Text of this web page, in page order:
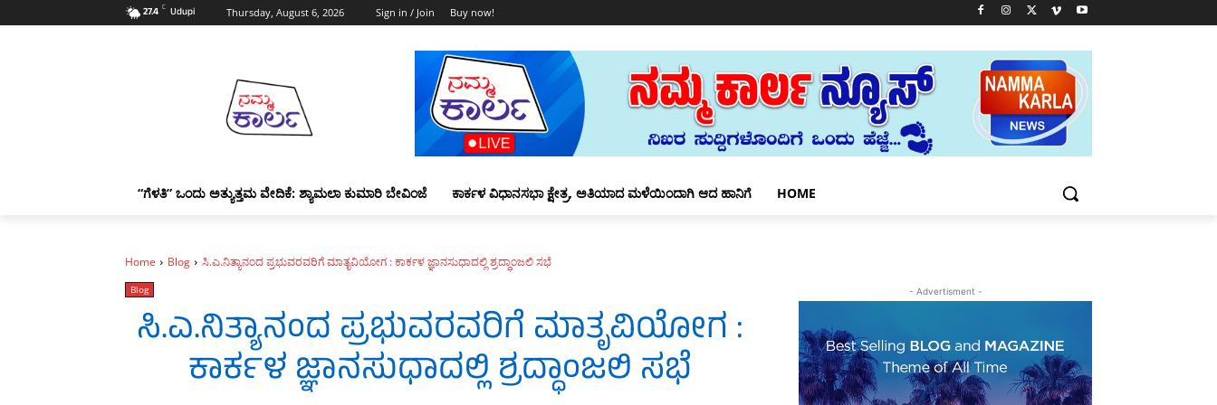
27.4 C Udupi Thursday, August 6, 2026 Sign in / Join Buy now!
“ಗೆಳತಿ” ಒಂದು ಅತ್ಯುತ್ತಮ ವೇದಿಕೆ: ಶ್ಯಾಮಲಾ ಕುಮಾರಿ ಬೇವಿಂಜೆ ಕಾರ್ಕಳ ವಿಧಾನಸಭಾ ಕ್ಷೇತ್ರ, ಅತಿಯಾದ ಮಳೆಯಿಂದಾಗಿ ಆದ ಹಾನಿಗೆ HOME
Home Blog ಸಿ.ಎ.ನಿತ್ಯಾನಂದ ಪ್ರಭುವರವರಿಗೆ ಮಾತೃವಿಯೋಗ : ಕಾರ್ಕಳ ಜ್ಞಾನಸುಧಾದಲ್ಲಿ ಶ್ರದ್ಧಾಂಜಲಿ ಸಭೆ
Blog
ಸಿ.ಎ.ನಿತ್ಯಾನಂದ ಪ್ರಭುವರವರಿಗೆ ಮಾತೃವಿಯೋಗ :
ಕಾರ್ಕಳ ಜ್ಞಾನಸುಧಾದಲ್ಲಿ ಶ್ರದ್ಧಾಂಜಲಿ ಸಭೆ
- Advertisment -